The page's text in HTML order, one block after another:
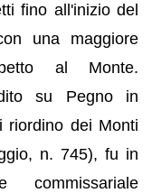
fino all'inizio del
una maggiore
al Monte.
su Pegno in
riordino dei Monti
n. 745), fu in